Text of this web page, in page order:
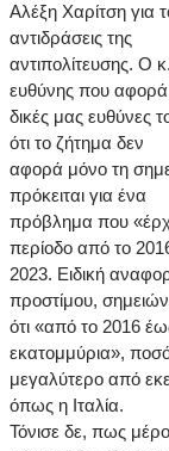
Αλέξη Χαρίτση για
αντιδράσεις της
αντιπολίτευσης. Ο
ευθύνης που αφορά
δικές μας ευθύνες
ότι το ζήτημα δεν
αφορά μόνο τη
πρόκειται για ένα
πρόβλημα που
περίοδο από το
2023. Ειδική
προστίμου,
ότι «από το 2016
εκατομμύρια»,
μεγαλύτερο από
όπως η Ιταλία.
Τόνισε δε, πως